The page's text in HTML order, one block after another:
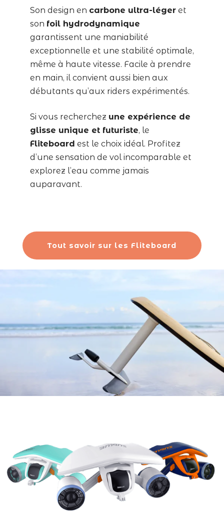
Son design en carbone ultra-léger et
son foil hydrodynamique
garantissent une maniabilité
exceptionnelle et une stabilité optimale,
même à haute vitesse. Facile à prendre
en main, il convient aussi bien aux
débutants qu’aux riders expérimentés.
Si vous recherchez une expérience de
glisse unique et futuriste, le
Fliteboard est le choix idéal. Profitez
d’une sensation de vol incomparable et
explorez l’eau comme jamais
auparavant.
Tout savoir sur les Fliteboard